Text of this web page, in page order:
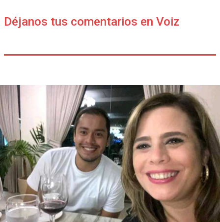
Déjanos tus comentarios en Voiz